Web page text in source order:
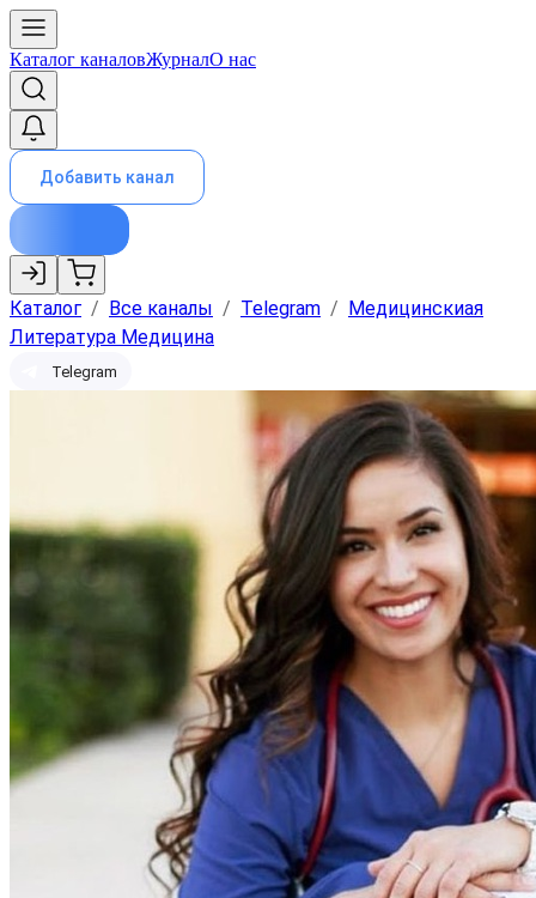
Каталог каналовЖурналО нас
Добавить канал
Каталог / Все каналы / Telegram / Медицинскиая
Литература Медицина
Telegram